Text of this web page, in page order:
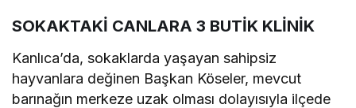
SOKAKTAKİ CANLARA 3 BUTİK KLİNİK
Kanlıca’da, sokaklarda yaşayan sahipsiz
hayvanlara değinen Başkan Köseler, mevcut
barınağın merkeze uzak olması dolayısıyla ilçede